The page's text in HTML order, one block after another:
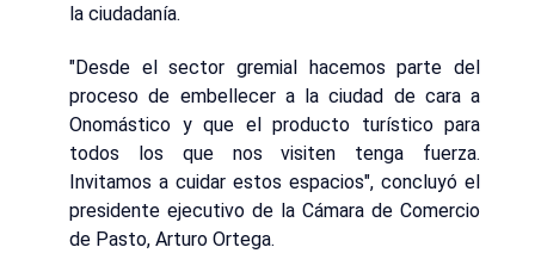
la ciudadanía.
"Desde el sector gremial hacemos parte del
proceso de embellecer a la ciudad de cara a
Onomástico y que el producto turístico para
todos los que nos visiten tenga fuerza.
Invitamos a cuidar estos espacios", concluyó el
presidente ejecutivo de la Cámara de Comercio
de Pasto, Arturo Ortega.